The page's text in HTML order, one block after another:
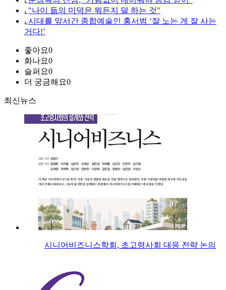
⌞ "나이 듦의 미덕은 뭐든지 덜 하는 것"
⌞ 시대를 앞서간 종합예술인 홍서범 ‘잘 노는 게 잘 사는
거다!’
좋아요0
화나요0
슬퍼요0
더 궁금해요0
최신뉴스
시니어비즈니스학회, 초고령사회 대응 전략 논의